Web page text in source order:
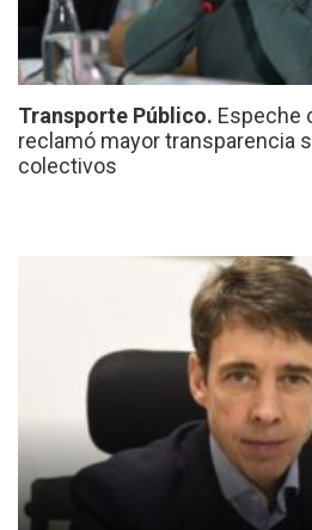
Transporte Público. Espeche
reclamó mayor transparencia
colectivos